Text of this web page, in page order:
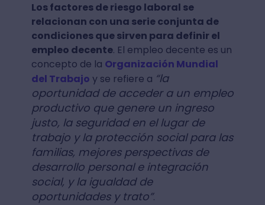
Los factores de riesgo laboral se
relacionan con una serie conjunta de
condiciones que sirven para definir el
empleo decente. El empleo decente es un
concepto de la Organización Mundial
del Trabajo y se refiere a “la
oportunidad de acceder a un empleo
productivo que genere un ingreso
justo, la seguridad en el lugar de
trabajo y la protección social para las
familias, mejores perspectivas de
desarrollo personal e integración
social, y la igualdad de
oportunidades y trato”.